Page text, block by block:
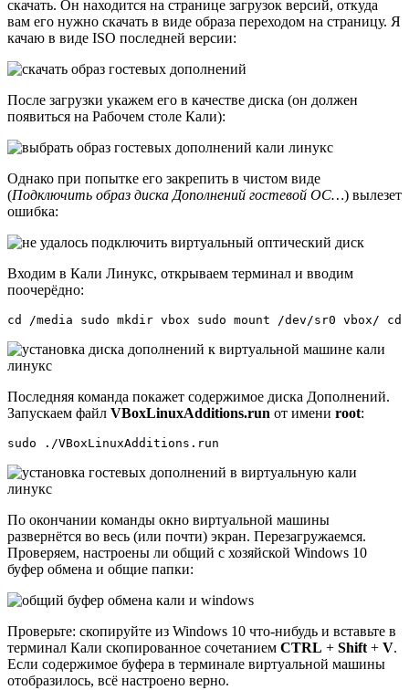
скачать. Он находится на странице загрузок версий, откуда
вам его нужно скачать в виде образа переходом на страницу. Я
качаю в виде ISO последней версии:
После загрузки укажем его в качестве диска (он должен
появиться на Рабочем столе Кали):
Однако при попытке его закрепить в чистом виде
(Подключить образ диска Дополнений гостевой ОС…) вылезет
ошибка:
Входим в Кали Линукс, открываем терминал и вводим
поочерёдно:
cd /media sudo mkdir vbox sudo mount /dev/sr0 vbox/
Последняя команда покажет содержимое диска Дополнений.
Запускаем файл VBoxLinuxAdditions.run от имени root:
sudo ./VBoxLinuxAdditions.run
По окончании команды окно виртуальной машины
развернётся во весь (или почти) экран. Перезагружаемся.
Проверяем, настроены ли общий с хозяйской Windows 10
буфер обмена и общие папки:
Проверьте: скопируйте из Windows 10 что-нибудь и вставьте в
терминал Кали скопированное сочетанием CTRL + Shift + V.
Если содержимое буфера в терминале виртуальной машины
отобразилось, всё настроено верно.